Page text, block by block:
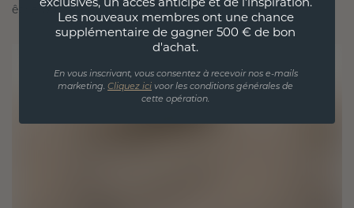
être portée et chérie pour toujours.
Les nouveaux membres ont une chance
supplémentaire de gagner 500 € de bon
d'achat.
En vous inscrivant, vous consentez à recevoir nos e-mails
marketing. Cliquez ici voor les conditions générales de
cette opération.